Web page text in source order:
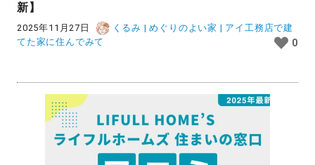
新】
2025年11月27日
くるみ | めぐりのよい家 | アイ工務店で建
てた家に住んでみて
0